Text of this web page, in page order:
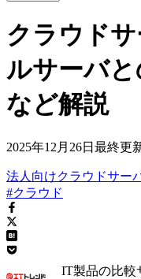
クラウド
ルサーバ
など解説
2025年12月26日 最終更
法人向けクラウドサー
#クラウド
IT製品の比較